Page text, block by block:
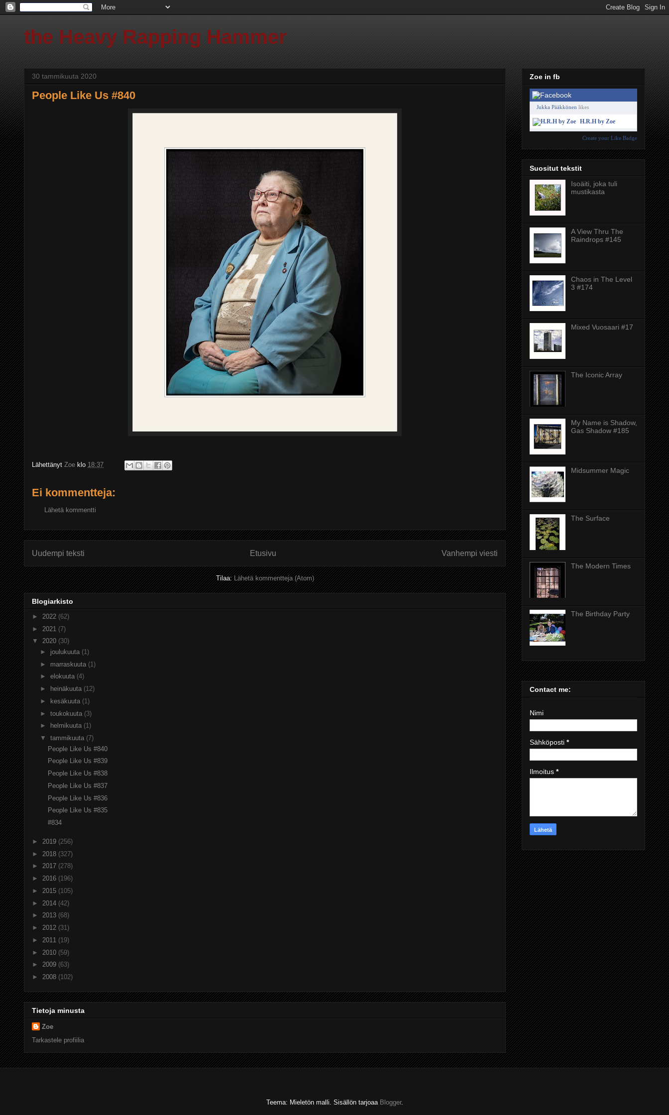
the Heavy Rapping Hammer
30 tammikuuta 2020
People Like Us #840
Lähettänyt Zoe klo 18:37
Ei kommentteja:
Lähetä kommentti
Uudempi teksti Vanhempi viesti
Etusivu
Tilaa:Lähetä kommentteja (Atom)
Blogiarkisto
► 2022 (62)
► 2021 (7)
▼ 2020 (30)
► joulukuuta (1)
► marraskuuta (1)
► elokuuta (4)
►
heinäkuuta (12)
►
kesäkuuta (1)
► toukokuuta (3)
►
helmikuuta (1)
▼ tammikuuta (7)
People Like Us #840
People Like Us #839
People Like Us #838
People Like Us #837
People Like Us #836
People Like Us #835
#834
► 2019 (256)
► 2018 (327)
► 2017 (278)
► 2016 (196)
► 2015 (105)
► 2014 (42)
► 2013 (68)
► 2012 (31)
► 2011 (19)
► 2010 (59)
► 2009 (63)
► 2008 (102)
Tietoja minusta
Zoe
Tarkastele profiilia
Zoe in fb
Jukka Pääkkönen likes
H.R.H by Zoe
Create your Like Badge
Suositut tekstit
Isoäiti, joka tuli
mustikasta
A View Thru The
Raindrops #145
Chaos in The Level
3 #174
Mixed Vuosaari #17
The Iconic Array
My Name is Shadow,
Gas Shadow #185
Midsummer Magic
The Surface
The Modern Times
The Birthday Party
Contact me:
Nimi
Sähköposti *
Ilmoitus *
Teema: Mieletön malli. Sisällön tarjoaa Blogger.